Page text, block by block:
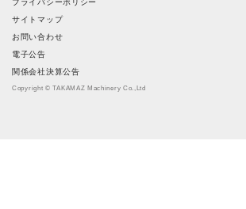
お問い合わせ
高松流技
プライバシーポリシー
サイトマップ
お問い合わせ
電子公告
関係会社決算公告
Copyright © TAKAMAZ Machinery Co.,Ltd